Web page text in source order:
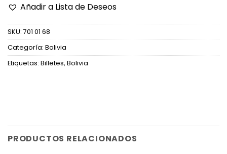
Añadir a Lista de Deseos
SKU: 701 01 68
Categoría: Bolivia
Etiquetas: Billetes, Bolivia
PRODUCTOS RELACIONADOS